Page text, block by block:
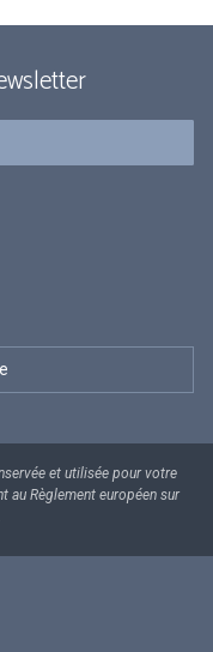
et utilisée pour votre
au Règlement européen sur